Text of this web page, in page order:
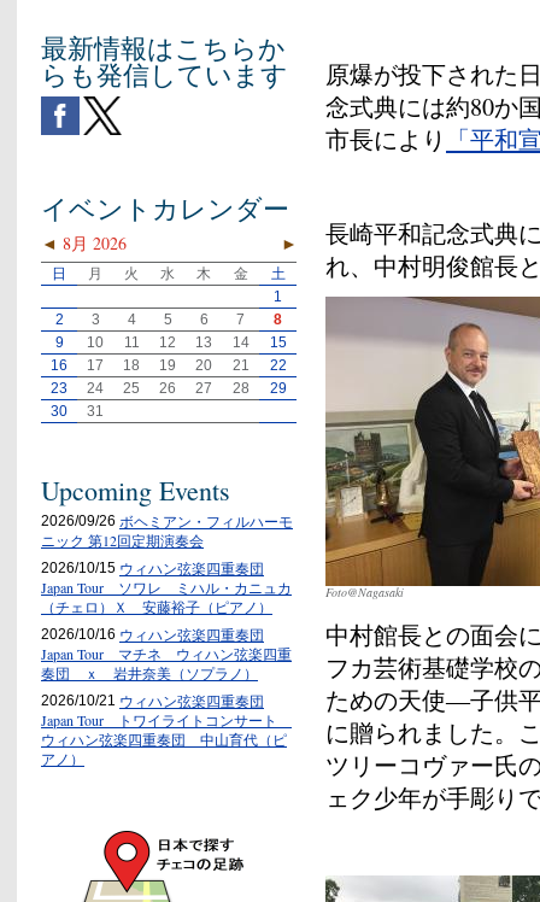
原爆が投下された
念式典には約80か
市長により
「平和
長崎平和記念式典
れ、中村明俊館長
Foto@Nagasaki
中村館長との面会
フカ芸術基礎学校
ための天使―子供
に贈られました。
ツリーコヴァー氏
ェク少年が手彫り
最新情報はこちらか
らも発信しています
イベントカレンダー
◄ ►
8月 2026
日 月 火 水 木 金
土
1
2
3 4 5 6 7
8
9
10 11 12 13 14
15
16
17 18 19 20 21
22
23
24 25 26 27 28
29
30
31
Upcoming Events
2026/09/26 ボヘミアン・フィルハーモ
ニック 第12回定期演奏会
2026/10/15 ウィハン弦楽四重奏団
Japan Tour ソワレ ミハル・カニュカ
（チェロ）Ｘ 安藤裕子（ピアノ）
2026/10/16 ウィハン弦楽四重奏団
Japan Tour マチネ ウィハン弦楽四重
奏団 ｘ 岩井奈美（ソプラノ）
2026/10/21 ウィハン弦楽四重奏団
Japan Tour トワイライトコンサート
ウィハン弦楽四重奏団 中山育代（ピ
アノ）